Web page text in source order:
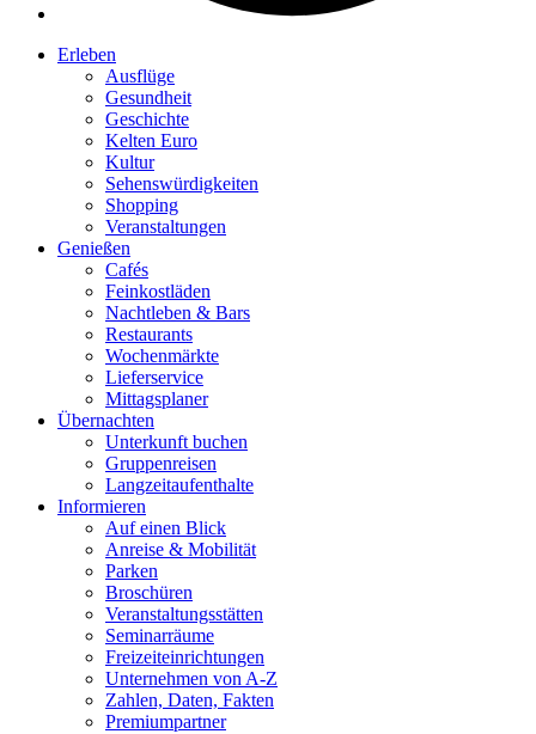
Erleben
Ausflüge
Gesundheit
Geschichte
Kelten Euro
Kultur
Sehenswürdigkeiten
Shopping
Veranstaltungen
Genießen
Cafés
Feinkostläden
Nachtleben & Bars
Restaurants
Wochenmärkte
Lieferservice
Mittagsplaner
Übernachten
Unterkunft buchen
Gruppenreisen
Langzeitaufenthalte
Informieren
Auf einen Blick
Anreise & Mobilität
Parken
Broschüren
Veranstaltungsstätten
Seminarräume
Freizeiteinrichtungen
Unternehmen von A-Z
Zahlen, Daten, Fakten
Premiumpartner